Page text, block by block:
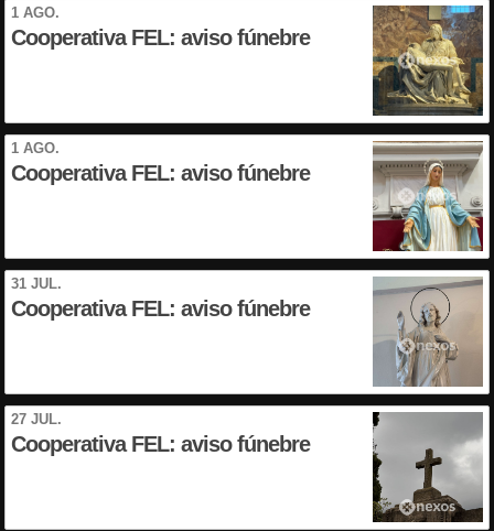
1 AGO.
Cooperativa FEL: aviso fúnebre
1 AGO.
Cooperativa FEL: aviso fúnebre
31 JUL.
Cooperativa FEL: aviso fúnebre
27 JUL.
Cooperativa FEL: aviso fúnebre